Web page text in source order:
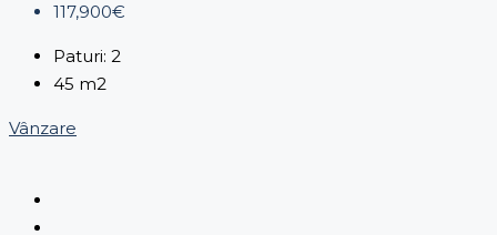
117,900€
Paturi: 2
45 m2
Vânzare